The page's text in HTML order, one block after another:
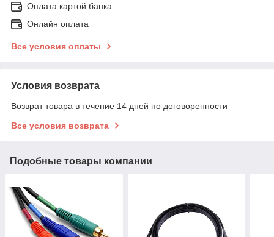
Оплата картой банка
Онлайн оплата
Все условия оплаты
Условия возврата
Возврат товара в течение 14 дней по договоренности
Все условия возврата
Подобные товары компании